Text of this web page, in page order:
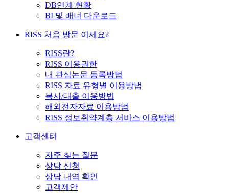
DB연계 현황
BI 및 배너 다운로드
RISS 처음 방문 이세요?
RISS란?
RISS 이용권한
내 관심논문 등록방법
RISS 자료 유형별 이용방법
복사/대출 이용방법
해외전자자료 이용방법
RISS 정보취약계층 서비스 이용방법
고객센터
자주 찾는 질문
상담 신청
상담 내역 확인
고객제안